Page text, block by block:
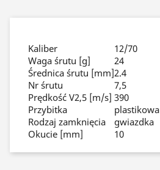
Kaliber
12/70
Waga śrutu [g]
24
Średnica śrutu [mm]2.4
Nr śrutu
7,5
Prędkość V2,5 [m/s] 390
Przybitka
plastikowa
Rodzaj zamknięcia
gwiazdka
Okucie [mm]
10